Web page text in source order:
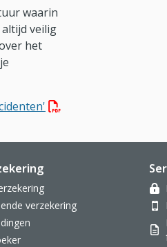
waarin
veilig
het
(PDF bestand,
verzekering